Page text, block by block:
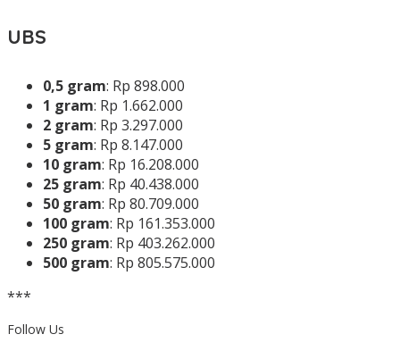
UBS
0,5 gram: Rp 898.000
1 gram: Rp 1.662.000
2 gram: Rp 3.297.000
5 gram: Rp 8.147.000
10 gram: Rp 16.208.000
25 gram: Rp 40.438.000
50 gram: Rp 80.709.000
100 gram: Rp 161.353.000
250 gram: Rp 403.262.000
500 gram: Rp 805.575.000
***
Follow Us